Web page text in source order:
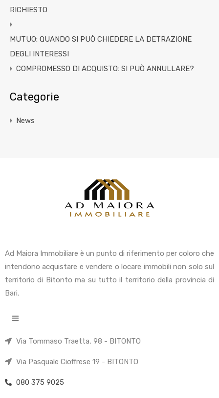
RICHIESTO
MUTUO: QUANDO SI PUÒ CHIEDERE LA DETRAZIONE
DEGLI INTERESSI
COMPROMESSO DI ACQUISTO: SI PUÒ ANNULLARE?
Categorie
News
Ad Maiora Immobiliare è un punto di riferimento per coloro che
intendono acquistare e vendere o locare immobili non solo sul
territorio di Bitonto ma su tutto il territorio della provincia di
Bari.
Via Tommaso Traetta, 98 - BITONTO
Via Pasquale Cioffrese 19 - BITONTO
080 375 9025